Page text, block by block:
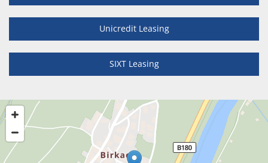
Unicredit Leasing
SIXT Leasing